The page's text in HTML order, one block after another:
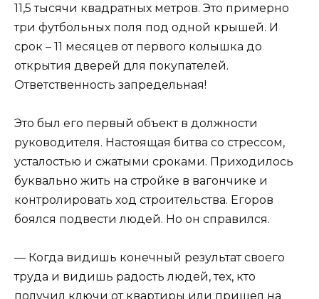
11,5 тысячи квадратных метров. Это примерно
три футбольных поля под одной крышей. И
срок – 11 месяцев от первого колышка до
открытия дверей для покупателей.
Ответственность запредельная!
Это был его первый объект в должности
руководителя. Настоящая битва со стрессом,
усталостью и сжатыми сроками. Приходилось
буквально жить на стройке в вагончике и
контролировать ход строительства. Егоров
боялся подвести людей. Но он справился.
— Когда видишь конечный результат своего
труда и видишь радость людей, тех, кто
получил ключи от квартиры или пришел на